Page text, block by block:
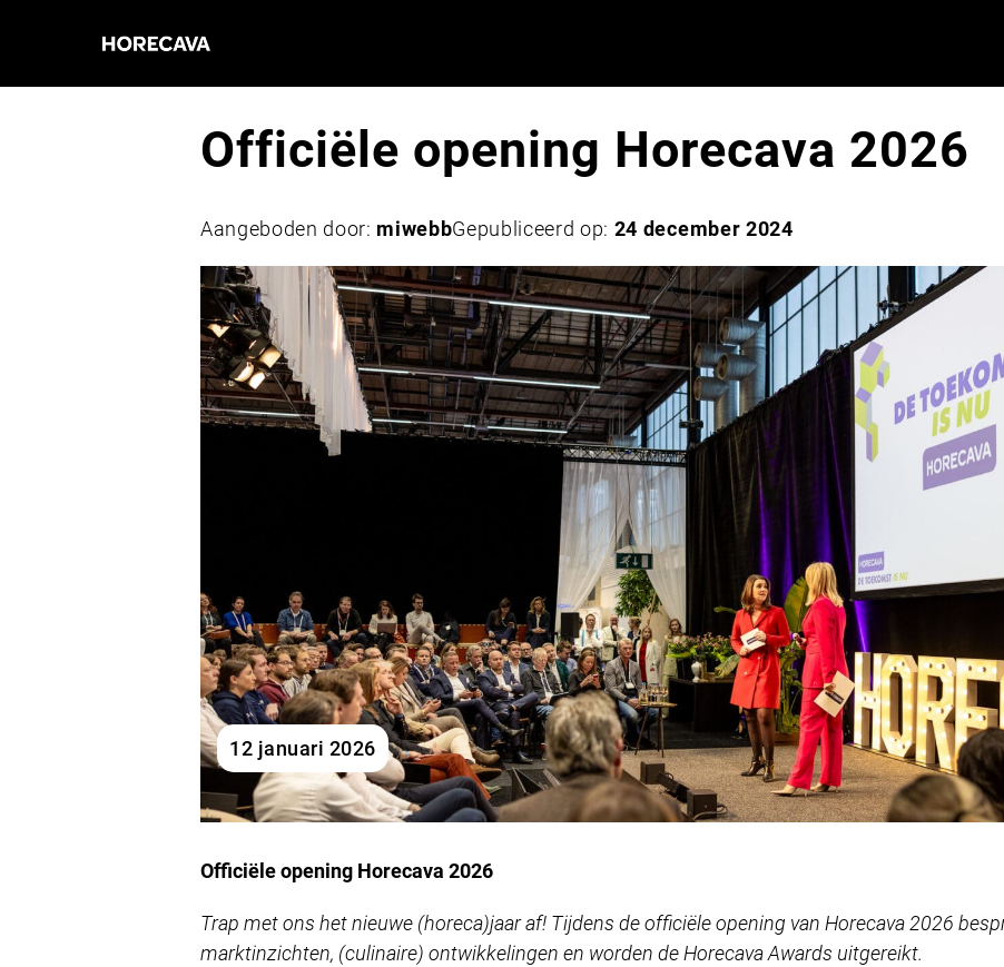
Officiële opening Horecava 2026
Aangeboden door: miwebbGepubliceerd op: 24 december 2024
12 januari 2026
Officiële opening Horecava 2026
Trap met ons het nieuwe (horeca)jaar af! Tijdens de officiële opening van Horecava 2026
marktinzichten, (culinaire) ontwikkelingen en worden de Horecava Awards uitgereikt.